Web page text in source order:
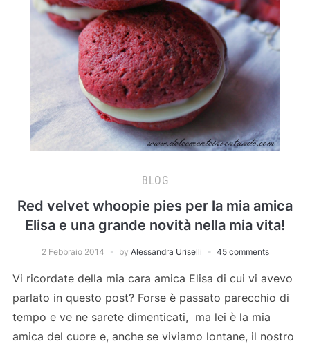
BLOG
Red velvet whoopie pies per la mia amica
Elisa e una grande novità nella mia vita!
2 Febbraio 2014 by Alessandra Uriselli 45 comments
Vi ricordate della mia cara amica Elisa di cui vi avevo
parlato in questo post? Forse è passato parecchio di
tempo e ve ne sarete dimenticati, ma lei è la mia
amica del cuore e, anche se viviamo lontane, il nostro